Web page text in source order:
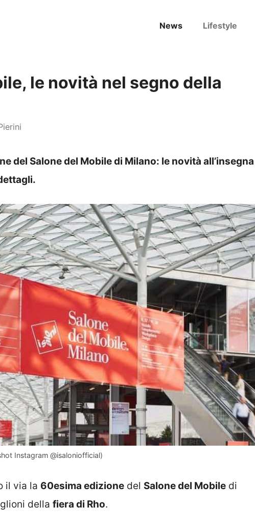
News Lifestyle
le novità nel segno della
del Salone del Mobile di Milano: le novità all’insegna
Instagram @isaloniofficial)
il via la 60esima edizione del Salone del Mobile di
della fiera di Rho.